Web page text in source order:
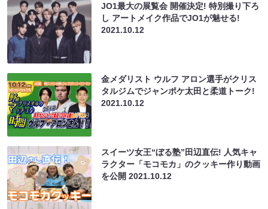
JO1最大の展覧会 開催決定! 特別撮り下ろ
し アートメイク作品でJO1が魅せる!
2021.10.12
金メダリスト ウルフ アロン選手がクリス
タルジムでジャンポケ太田と柔道トーク!
2021.10.12
スイーツ女王“ぼる塾”田辺直伝! 人気キャ
ラクター「モコモカ」のクッキー作り動画
を公開2021.10.12